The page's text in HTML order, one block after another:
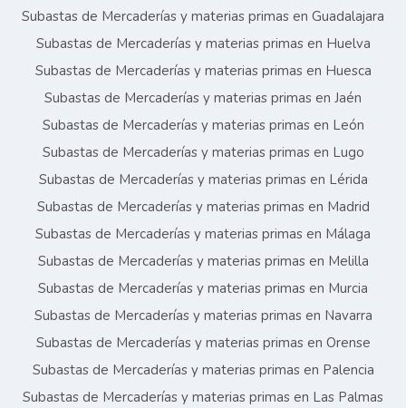
Subastas de Mercaderías y materias primas en Guadalajara
Subastas de Mercaderías y materias primas en Huelva
Subastas de Mercaderías y materias primas en Huesca
Subastas de Mercaderías y materias primas en Jaén
Subastas de Mercaderías y materias primas en León
Subastas de Mercaderías y materias primas en Lugo
Subastas de Mercaderías y materias primas en Lérida
Subastas de Mercaderías y materias primas en Madrid
Subastas de Mercaderías y materias primas en Málaga
Subastas de Mercaderías y materias primas en Melilla
Subastas de Mercaderías y materias primas en Murcia
Subastas de Mercaderías y materias primas en Navarra
Subastas de Mercaderías y materias primas en Orense
Subastas de Mercaderías y materias primas en Palencia
Subastas de Mercaderías y materias primas en Las Palmas